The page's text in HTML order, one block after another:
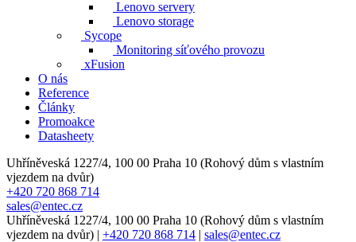
Lenovo servery
Lenovo storage
Sycope
Monitoring síťového provozu
xFusion
O nás
Reference
Články
Promoakce
Datasheety
Uhříněveská 1227/4, 100 00 Praha 10 (Rohový dům s vlastním
vjezdem na dvůr)
+420 720 868 714
sales@entec.cz
Uhříněveská 1227/4, 100 00 Praha 10 (Rohový dům s vlastním
vjezdem na dvůr) | +420 720 868 714 | sales@entec.cz